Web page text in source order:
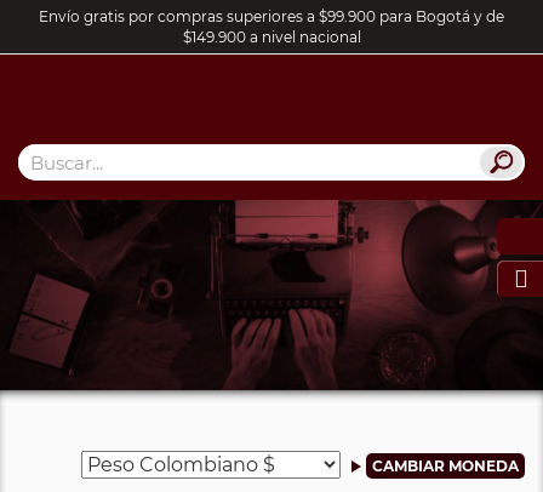
Envío gratis por compras superiores a $99.900 para Bogotá y de
$149.900 a nivel nacional
